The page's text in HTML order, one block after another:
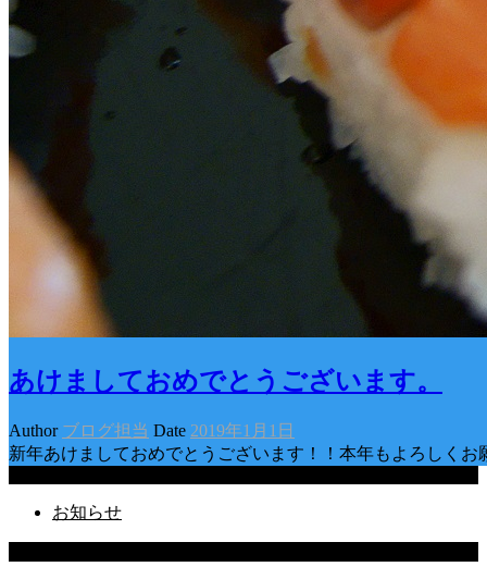
あけましておめでとうございます。
Author ブログ担当 Date 2019年1月1日
新年あけましておめでとうございます！！本年もよろしく
お知らせ